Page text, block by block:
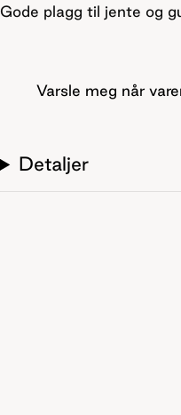
Gode plagg til jente og
Varsle meg når
Detaljer